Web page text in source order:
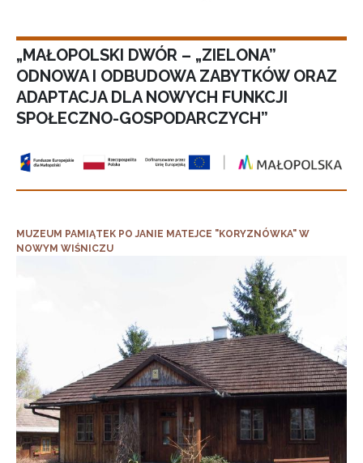
„MAŁOPOLSKI DWÓR – „ZIELONA”
ODNOWA I ODBUDOWA ZABYTKÓW ORAZ
ADAPTACJA DLA NOWYCH FUNKCJI
SPOŁECZNO-GOSPODARCZYCH”
MUZEUM PAMIĄTEK PO JANIE MATEJCE "KORYZNÓWKA" W
NOWYM WIŚNICZU